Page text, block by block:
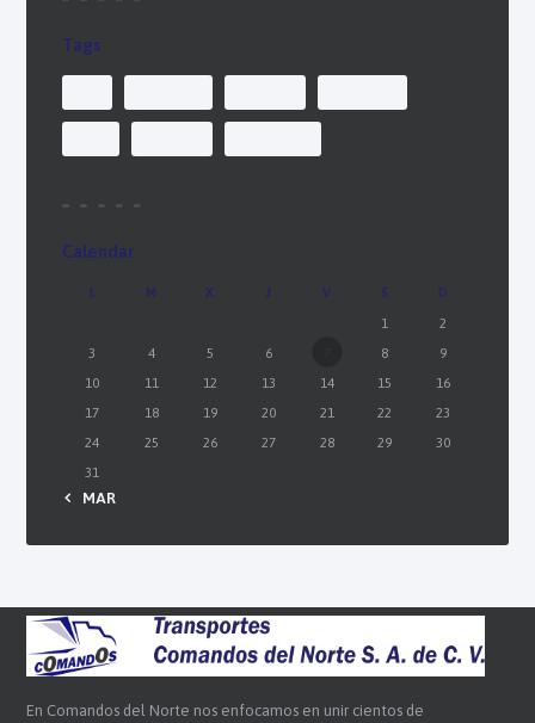
Tags
Calendar
L M X J V S
D
1
2
3
4 5 6 8
9
10
11 12 13 14 15
16
17
18 19 20 21 22
23
24
25 26 27 28 29
30
31
« MAR
En Comandos del Norte nos enfocamos en unir cientos de